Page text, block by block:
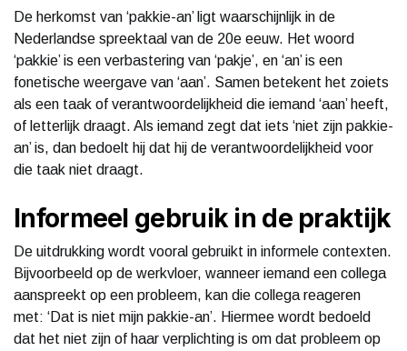
De herkomst van ‘pakkie-an’ ligt waarschijnlijk in de
Nederlandse spreektaal van de 20e eeuw. Het woord
‘pakkie’ is een verbastering van ‘pakje’, en ‘an’ is een
fonetische weergave van ‘aan’. Samen betekent het zoiets
als een taak of verantwoordelijkheid die iemand ‘aan’ heeft,
of letterlijk draagt. Als iemand zegt dat iets ‘niet zijn pakkie-
an’ is, dan bedoelt hij dat hij de verantwoordelijkheid voor
die taak niet draagt.
Informeel gebruik in de praktijk
De uitdrukking wordt vooral gebruikt in informele contexten.
Bijvoorbeeld op de werkvloer, wanneer iemand een collega
aanspreekt op een probleem, kan die collega reageren
met: ‘Dat is niet mijn pakkie-an’. Hiermee wordt bedoeld
dat het niet zijn of haar verplichting is om dat probleem op